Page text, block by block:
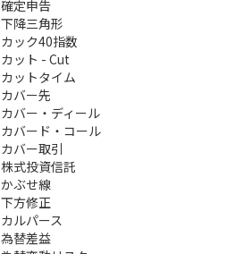
確定申告
下降三角形
カック40指数
カット - Cut
カットタイム
カバー先
カバー・ディール
カバード・コール
カバー取引
株式投資信託
かぶせ線
下方修正
カルパース
為替差益